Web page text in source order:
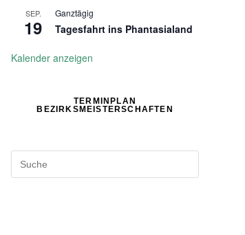
SEP.
19
Ganztägig
Tagesfahrt ins Phantasialand
Kalender anzeigen
TERMINPLAN
BEZIRKSMEISTERSCHAFTEN